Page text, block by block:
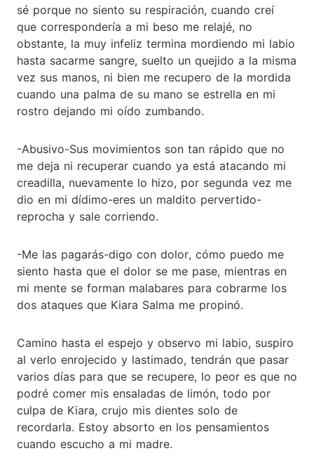
sé porque no siento su respiración, cuando creí
que correspondería a mi beso me relajé, no
obstante, la muy infeliz termina mordiendo mi labio
hasta sacarme sangre, suelto un quejido a la misma
vez sus manos, ni bien me recupero de la mordida
cuando una palma de su mano se estrella en mi
rostro dejando mi oído zumbando.
-Abusivo-Sus movimientos son tan rápido que no
me deja ni recuperar cuando ya está atacando mi
creadilla, nuevamente lo hizo, por segunda vez me
dio en mi dídimo-eres un maldito pervertido-
reprocha y sale corriendo.
-Me las pagarás-digo con dolor, cómo puedo me
siento hasta que el dolor se me pase, mientras en
mi mente se forman malabares para cobrarme los
dos ataques que Kiara Salma me propinó.
Camino hasta el espejo y observo mi labio, suspiro
al verlo enrojecido y lastimado, tendrán que pasar
varios días para que se recupere, lo peor es que no
podré comer mis ensaladas de limón, todo por
culpa de Kiara, crujo mis dientes solo de
recordarla. Estoy absorto en los pensamientos
cuando escucho a mi madre.